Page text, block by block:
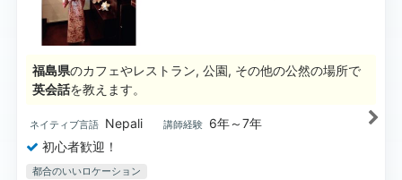
福島県のカフェやレストラン, 公園, その他の公然の場所で
英会話を教えます。
ネイティブ言語 Nepali 講師経験
6年～7年
初心者歓迎！
都合のいいロケーション